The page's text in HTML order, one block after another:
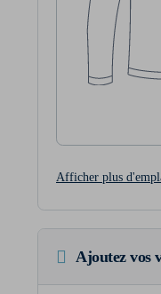
Afficher plus
Ajoutez vos